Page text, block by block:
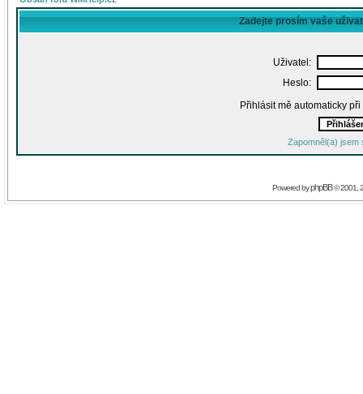
Zadejte prosím vaše
Uživatel:
Heslo:
Přihlásit mě automaticky
Zapomněl(a) jsem
Powered byphpBB© 2001,